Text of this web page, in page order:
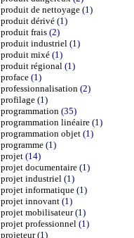
produit de nettoyage (1)
produit dérivé (1)
produit frais (2)
produit industriel (1)
produit mixé (1)
produit régional (1)
proface (1)
professionnalisation (2)
profilage (1)
programmation (35)
programmation linéaire (1)
programmation objet (1)
programme (1)
projet (14)
projet documentaire (1)
projet industriel (1)
projet informatique (1)
projet innovant (1)
projet mobilisateur(1)
projet professionnel (1)
projeteur(1)